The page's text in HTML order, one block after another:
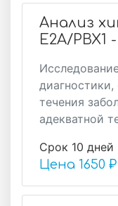
Анализ
E2A/PBX1
диагностики,
течения
адекватной
Срок 10 дней
Цена 1650 ₽